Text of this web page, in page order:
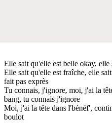
Elle sait qu'elle est belle okay,
Elle sait qu'elle est fraîche, elle
fait pas exprès
Tu connais, j'ignore, moi, j'ai la
bang, tu connais j'ignore
Moi, j'ai la tête dans l'bénéf',
boulot